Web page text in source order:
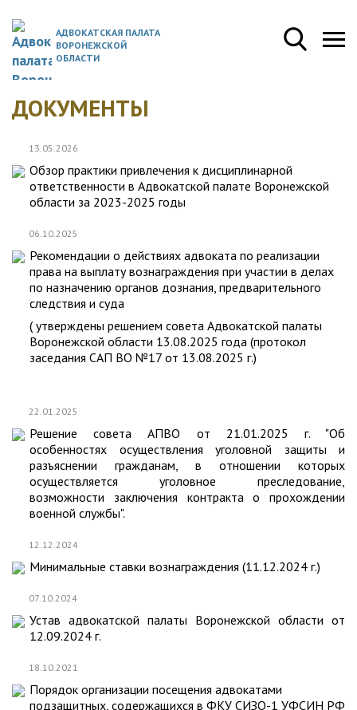
АДВОКАТСКАЯ ПАЛАТА
ВОРОНЕЖСКОЙ
ОБЛАСТИ
ДОКУМЕНТЫ
13.05.2026
Обзор практики привлечения к дисциплинарной
ответственности в Адвокатской палате Воронежской
области за 2023-2025 годы
06.10.2025
Рекомендации о действиях адвоката по реализации
права на выплату вознаграждения при участии в делах
по назначению органов дознания, предварительного
следствия и суда
( утверждены решением совета Адвокатской палаты
Воронежской области 13.08.2025 года (протокол
заседания САП ВО №17 от 13.08.2025 г.)
22.01.2025
Решение совета АПВО от 21.01.2025 г. "Об
особенностях осуществления уголовной защиты и
разъяснении гражданам, в отношении которых
осуществляется уголовное преследование,
возможности заключения контракта о прохождении
военной службы".
12.12.2024
Минимальные ставки вознаграждения (11.12.2024 г.)
07.10.2024
Устав адвокатской палаты Воронежской области от
12.09.2024 г.
18.10.2021
Порядок организации посещения адвокатами
подзащитных, содержащихся в ФКУ СИЗО-1 УФСИН РФ